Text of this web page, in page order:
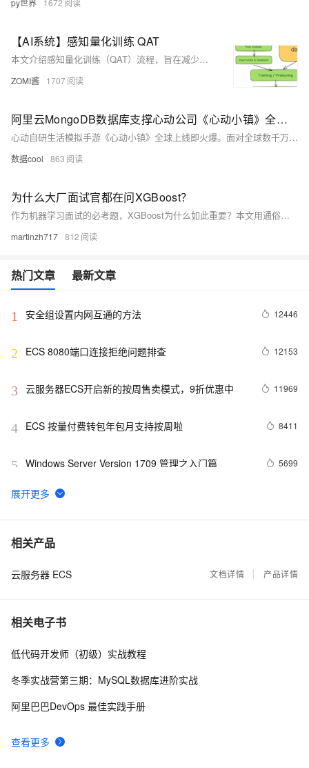
【AI系统】感知量化训练 QAT
本文介绍感知量化训练（QAT）流程，旨在减少神经网络从FP32量化至INT8时的精度损失。通过在模型中插入伪量化节点（FakeQuant）模拟量化误差，并在训练中最小化这些误差，使模型适应量化环境。文章还探讨了伪量化节点的作用、正向与反向传播处理、TensorRT中的QAT模型高效推理，以及QAT与PTQ的对比，提供了实践技巧，如从良好校准的PTQ模型开始、采用余弦退火学习率计划等。
ZOMI酱 1707
阿里云MongoDB数据库支撑心动公司《心动小镇》全球稳定发行
心动自研生活模拟手游《心动小镇》全球上线即火爆。面对全球数千万玩家带来的海量高频存档压力与复杂的跨国运维挑战，心动借助阿里云MongoDB强大的弹性伸缩与秒级回档能力，成功保障了全球玩家极致稳定的游戏体验。
数据cool 863
为什么大厂面试官都在问XGBoost？
作为机器学习面试的必考题，XGBoost为什么如此重要？本文用通俗易懂的方式，带你掌握XGBoost的核心知识点，让你在面试中侃侃而谈，轻松拿下offer！
martinzh717 812
热门文章 最新文章
1 安全组设置内网互通的方法 12446
2 ECS 8080端口连接拒绝问题排查 12153
3 云服务器ECS开启新的按周售卖模式，9折优惠中 11969
4 ECS 按量付费转包年包月支持按周啦 8411
5 Windows Server Version 1709 管理之入门篇 5699
6 使用TAG标签对云服务器ECS的分组和管理
7 ECS云资源可视化--资源概览
8 Git工程实践（二）多账号配置 3024
9
10「深圳云栖大会」大数据时代以及人工智能推动下的
相关产品
云服务器 ECS 文档详情 产品详情
相关电子书
查看更多
低代码开发师（初级）实战教程
冬季实战营第三期：MySQL数据库进阶实战
阿里巴巴DevOps 最佳实践手册